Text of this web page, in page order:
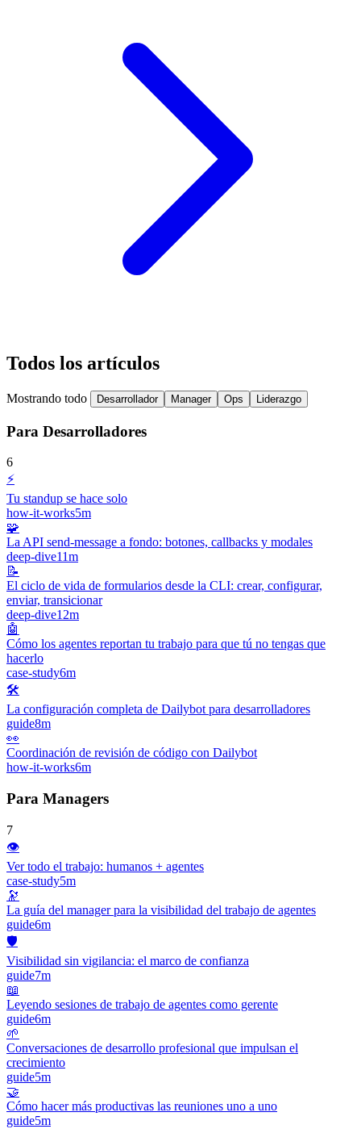
Todos los artículos
Mostrando todo Desarrollador Manager Ops Liderazgo
Para Desarrolladores
6
⚡
Tu standup se hace solo
how-it-works5m
🧩
La API send-message a fondo: botones, callbacks y modales
deep-dive11m
📝
El ciclo de vida de formularios desde la CLI: crear, configurar,
enviar, transicionar
deep-dive12m
🤖
Cómo los agentes reportan tu trabajo para que tú no tengas que
hacerlo
case-study6m
🛠️
La configuración completa de Dailybot para desarrolladores
guide8m
👀
Coordinación de revisión de código con Dailybot
how-it-works6m
Para Managers
7
👁️
Ver todo el trabajo: humanos + agentes
case-study5m
🔭
La guía del manager para la visibilidad del trabajo de agentes
guide6m
🛡️
Visibilidad sin vigilancia: el marco de confianza
guide7m
📖
Leyendo sesiones de trabajo de agentes como gerente
guide6m
🌱
Conversaciones de desarrollo profesional que impulsan el
crecimiento
guide5m
🤝
Cómo hacer más productivas las reuniones uno a uno
guide5m